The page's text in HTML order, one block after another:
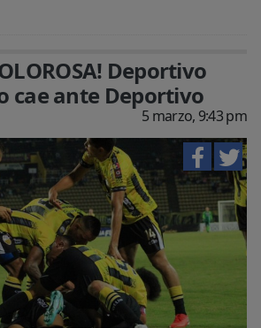
Deportivo
cae ante Deportivo
5 marzo, 9:43 pm